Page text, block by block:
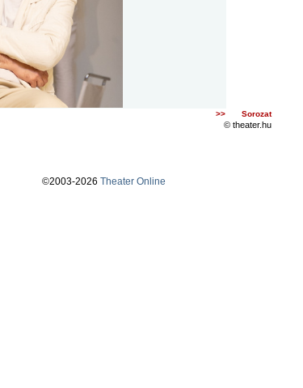
>> Sorozat
© theater.hu
©2003-2026 Theater Online